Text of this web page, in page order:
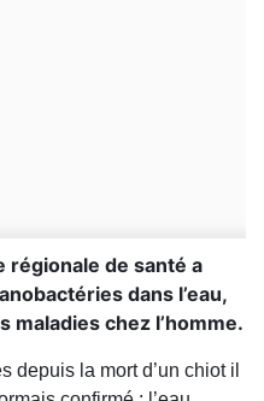
régionale de santé a
dans l’eau,
maladies chez l’homme.
depuis la mort d’un chiot il